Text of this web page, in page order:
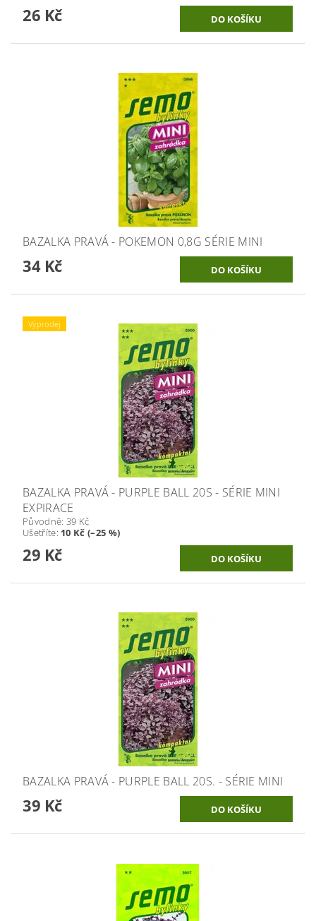
26 Kč
BAZALKA PRAVÁ - POKEMON 0,8G SÉRIE MINI
34 Kč
Výprodej
BAZALKA PRAVÁ - PURPLE BALL 20S - SÉRIE MINI
EXPIRACE
Původně: 39 Kč
Ušetříte: 10 Kč (–25 %)
29 Kč
BAZALKA PRAVÁ - PURPLE BALL 20S. - SÉRIE MINI
39 Kč